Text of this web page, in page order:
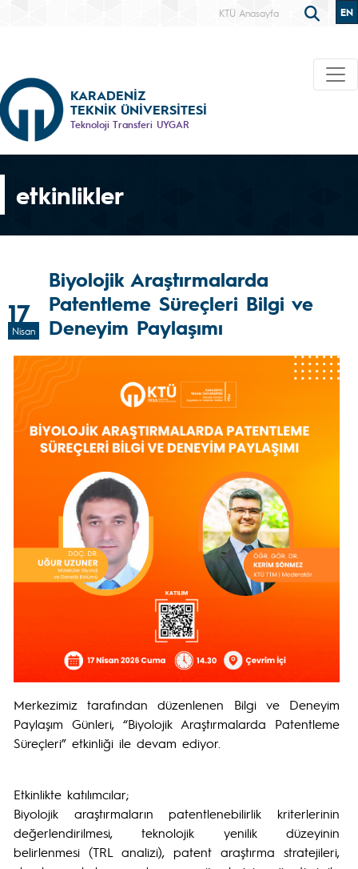
KTÜ Anasayfa EN
KARADENİZ
TEKNİK ÜNİVERSİTESİ
Teknoloji Transferi UYGAR
etkinlikler
17
Nisan
Biyolojik Araştırmalarda
Patentleme Süreçleri Bilgi ve
Deneyim Paylaşımı
Merkezimiz tarafından düzenlenen Bilgi ve Deneyim
Paylaşım Günleri, “Biyolojik Araştırmalarda Patentleme
Süreçleri” etkinliği ile devam ediyor.
Etkinlikte katılımcılar;
Biyolojik araştırmaların patentlenebilirlik kriterlerinin
değerlendirilmesi, teknolojik yenilik düzeyinin
belirlenmesi (TRL analizi), patent araştırma stratejileri,